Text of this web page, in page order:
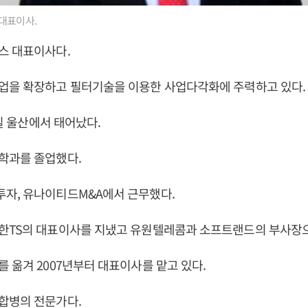
표이사.
대표이사다.
을 확장하고 필터기술을 이용한 사업다각화에 주력하고 있다.
울산에서 태어났다.
과를 졸업했다.
자, 유나이티드M&A에서 근무했다.
TS의 대표이사를 지냈고 유원텔레콤과 소프트랜드의 부사장
옮겨 2007년부터 대표이사를 맡고 있다.
병의 전문가다.